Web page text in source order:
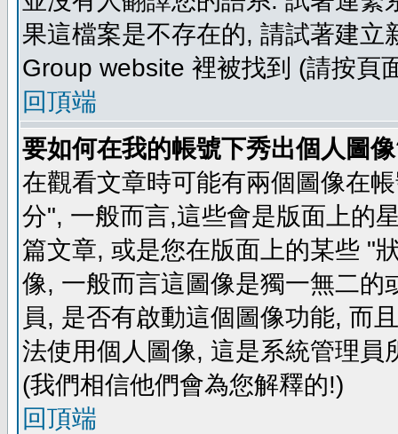
果這檔案是不存在的, 請試著建
Group website 裡被找到 (請按頁
回頂端
要如何在我的帳號下秀出個人圖
在觀看文章時可能有兩個圖像在
分", 一般而言,這些會是版面上的
篇文章, 或是您在版面上的某些 "
像, 一般而言這圖像是獨一無二
員, 是否有啟動這個圖像功能, 而
法使用個人圖像, 這是系統管理
(我們相信他們會為您解釋的!)
回頂端